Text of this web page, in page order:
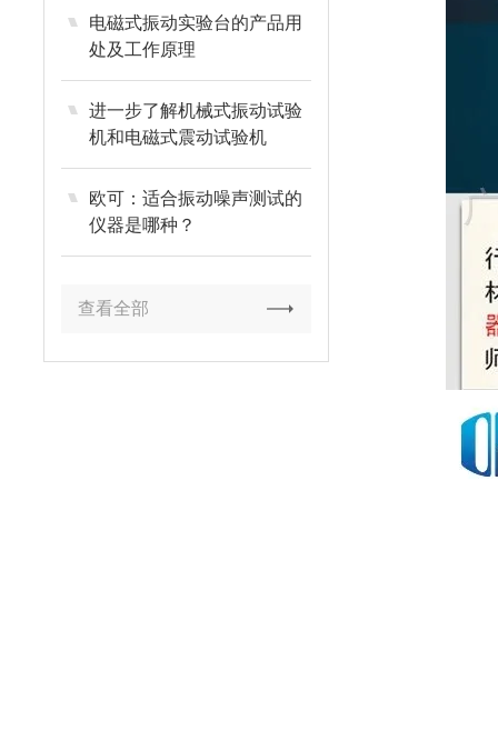
电磁式振动实验台的产品用
处及工作原理
进一步了解机械式振动试验
机和电磁式震动试验机​
欧可：适合振动噪声测试的
仪器是哪种？
查看全部